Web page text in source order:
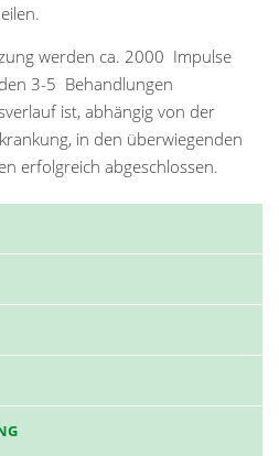
werden ca. 2000 Impulse
3-5 Behandlungen
ist, abhängig von der
in den überwiegenden
erfolgreich abgeschlossen.